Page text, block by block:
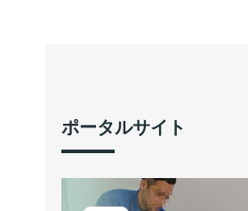
ポータルサイト